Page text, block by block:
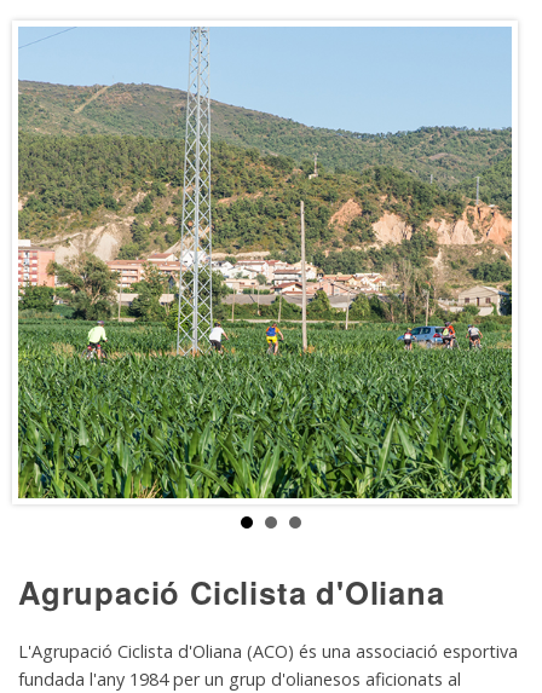
Agrupació Ciclista d'Oliana
L'Agrupació Ciclista d'Oliana (ACO) és una associació esportiva
fundada l'any 1984 per un grup d'olianesos aficionats al